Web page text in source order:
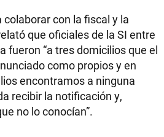
con la fiscal y la
que oficiales de la SI entre
fueron “a tres domicilios que el
como propios y en
encontramos a ninguna
recibir la notificación y,
no lo conocían”.